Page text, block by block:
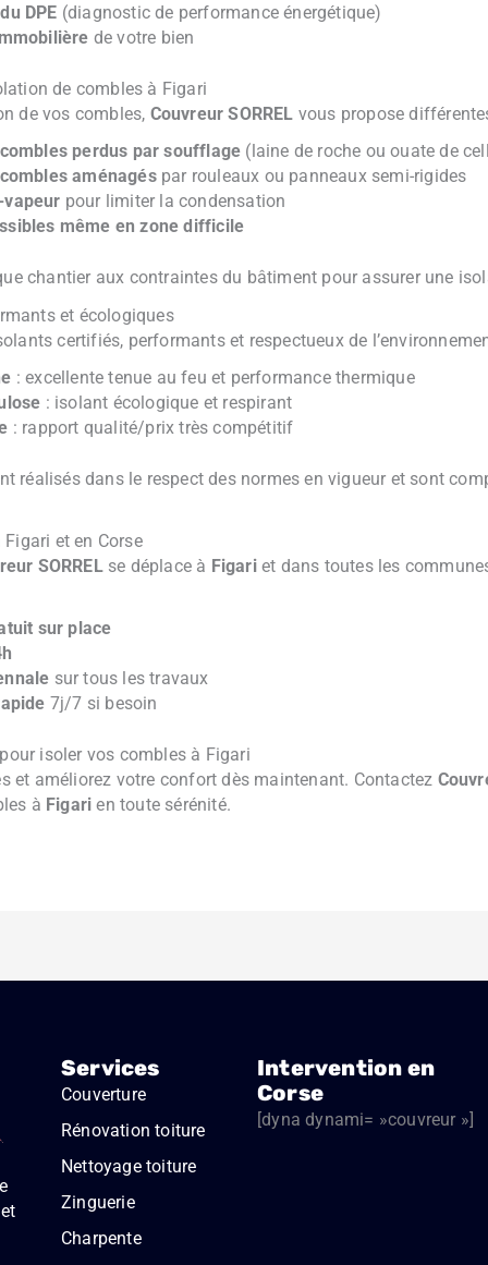
DPE (diagnostic de performance énergétique)
de votre bien
de combles à Figari
de vos combles, Couvreur SORREL vous propose
perdus par soufflage (laine de roche ou ouate de
aménagéspar rouleaux ou panneaux semi-rigides
vapeur pour limiter la condensation
même en zone difficile
chantier aux contraintes du bâtiment pour assurer une
et écologiques
certifiés, performants et respectueux de
: excellente tenue au feu et performance thermique
: isolant écologique et respirant
: rapport qualité/prix très compétitif
réalisés dans le respect des normes en vigueur et sont
et en Corse
SORRELse déplace à Figariet dans toutes les
sur place
sur tous les travaux
7j/7 si besoin
isoler vos combles à Figari
et améliorez votre confort dès maintenant. Contactez
à Figari en toute sérénité.
Services
Couverture
Rénovation toiture
Nettoyage toiture
Zinguerie
Charpente
Intervention en
Corse
[dyna dynami= »couvreur »]